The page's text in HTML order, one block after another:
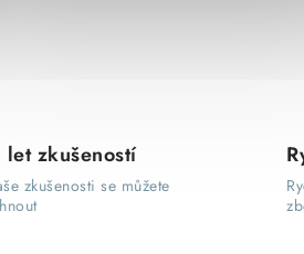
zkušeností
zkušenosti se můžete